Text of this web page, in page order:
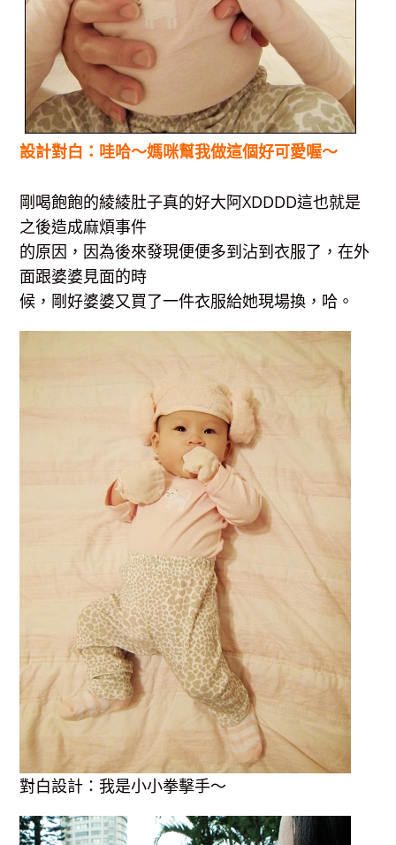
設計對白：哇哈～媽咪幫我做這個好可愛喔～
剛喝飽飽的綾綾肚子真的好大阿XDDDD這也就是
之後造成麻煩事件
的原因，因為後來發現便便多到沾到衣服了，在外
面跟婆婆見面的時
候，剛好婆婆又買了一件衣服給她現場換，哈。
對白設計：我是小小拳擊手～